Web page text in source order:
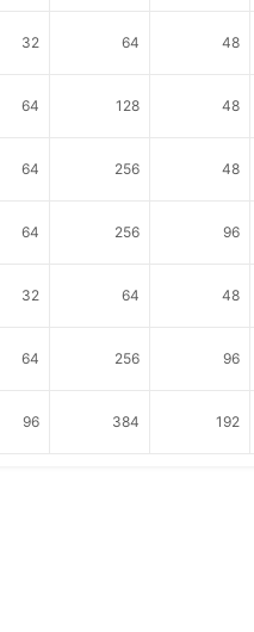
32 64 48
64 128 48
64 256 48
64 256 96
32 64 48
64 256 96
96 384 192